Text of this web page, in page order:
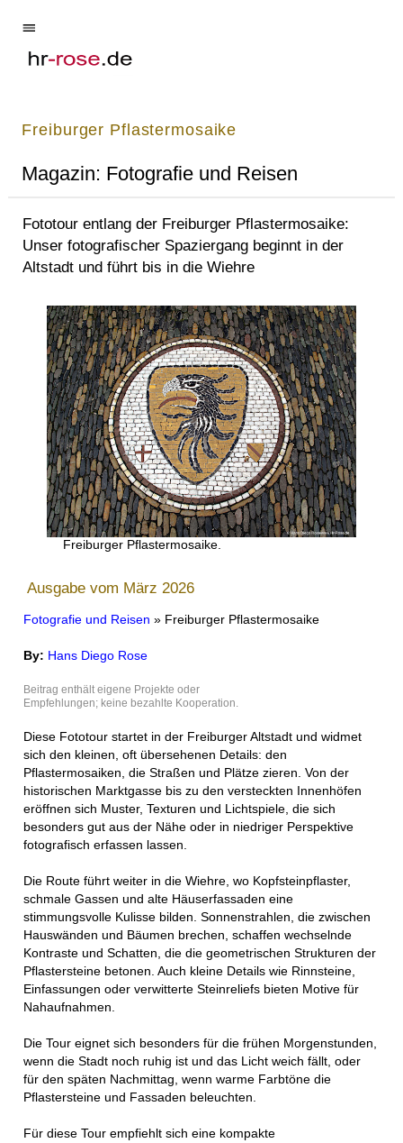
Freiburger Pflastermosaike
Magazin: Fotografie und Reisen
Fototour entlang der Freiburger Pflastermosaike:
Unser fotografischer Spaziergang beginnt in der
Altstadt und führt bis in die Wiehre
Freiburger Pflastermosaike.
Ausgabe vom März 2026
Fotografie und Reisen » Freiburger Pflastermosaike
By: Hans Diego Rose
Beitrag enthält eigene Projekte oder
Empfehlungen; keine bezahlte Kooperation.
Diese Fototour startet in der Freiburger Altstadt und widmet
sich den kleinen, oft übersehenen Details: den
Pflastermosaiken, die Straßen und Plätze zieren. Von der
historischen Marktgasse bis zu den versteckten Innenhöfen
eröffnen sich Muster, Texturen und Lichtspiele, die sich
besonders gut aus der Nähe oder in niedriger Perspektive
fotografisch erfassen lassen.
Die Route führt weiter in die Wiehre, wo Kopfsteinpflaster,
schmale Gassen und alte Häuserfassaden eine
stimmungsvolle Kulisse bilden. Sonnenstrahlen, die zwischen
Hauswänden und Bäumen brechen, schaffen wechselnde
Kontraste und Schatten, die die geometrischen Strukturen der
Pflastersteine betonen. Auch kleine Details wie Rinnsteine,
Einfassungen oder verwitterte Steinreliefs bieten Motive für
Nahaufnahmen.
Die Tour eignet sich besonders für die frühen Morgenstunden,
wenn die Stadt noch ruhig ist und das Licht weich fällt, oder
für den späten Nachmittag, wenn warme Farbtöne die
Pflastersteine und Fassaden beleuchten.
Für diese Tour empfiehlt sich eine kompakte